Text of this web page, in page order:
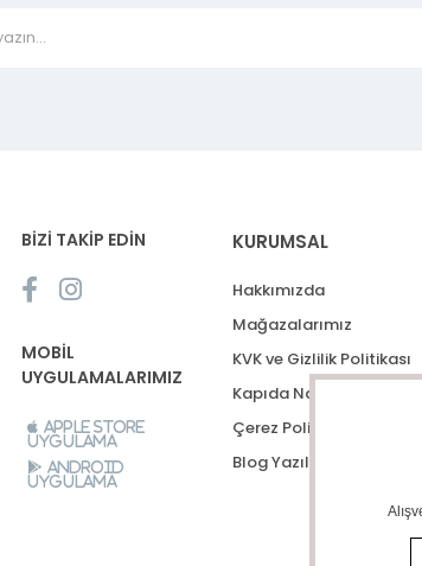
BİZİ TAKİP EDİN
MOBİL
UYGULAMALARIMIZ
Apple Store
Uygulama
Android
Uygulama
KURUMSAL
Hakkımızda
Mağazalarımız
KVK ve Gizlilik Politikası
Kapıda Nakit Ödeme
Çerez Politikası
Blog Yazıları